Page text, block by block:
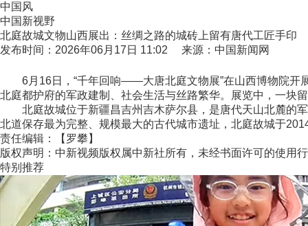
中国风
中国新视野
北庭故城文物山西展出：丝绸之路的城砖上留有唐代工匠手印
发布时间：2026年06月17日 11:02 来源：中国新闻网
6月16日，“千年回响——大唐北庭文物展”在山西博物院开展
北庭都护府的军政建制、社会生活与丝路繁华。展览中，一块
北庭故城位于新疆昌吉州吉木萨尔县，是唐代天山北麓的军
北道保存最为完整、规模最大的古代城市遗址，北庭故城于
责任编辑：【罗攀】
版权声明：中新视频版权属中新社所有，未经书面许可的使用
特别推荐